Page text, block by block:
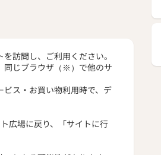
訪問し、ご利用ください。
同じブラウザ（※）で他のサ
ビス・お買い物利用時で、デ
広場に戻り、「サイトに行